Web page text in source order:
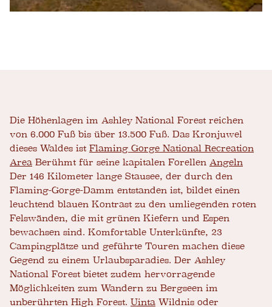
Die Höhenlagen im Ashley National Forest reichen
von 6.000 Fuß bis über 13.500 Fuß. Das Kronjuwel
dieses Waldes ist Flaming Gorge National Recreation
Area Berühmt für seine kapitalen Forellen Angeln
Der 146 Kilometer lange Stausee, der durch den
Flaming-Gorge-Damm entstanden ist, bildet einen
leuchtend blauen Kontrast zu den umliegenden roten
Felswänden, die mit grünen Kiefern und Espen
bewachsen sind. Komfortable Unterkünfte, 23
Campingplätze und geführte Touren machen diese
Gegend zu einem Urlaubsparadies. Der Ashley
National Forest bietet zudem hervorragende
Möglichkeiten zum Wandern zu Bergseen im
unberührten High Forest. Uinta Wildnis oder